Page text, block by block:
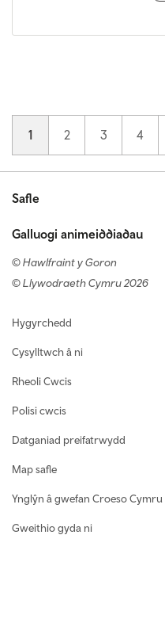
Pagination
Current page
1 Page
2 Page
3 Page
4
Safle
Galluogi animeiddiadau
© Hawlfraint y Goron
© Llywodraeth Cymru 2026
Footer navigation
Hygyrchedd
Cysylltwch â ni
Rheoli Cwcis
Polisi cwcis
Datganiad preifatrwydd
Map safle
Ynglŷn â gwefan Croeso Cymru
Gweithio gyda ni